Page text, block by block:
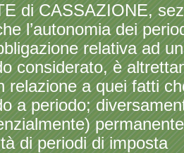
di CASSAZIONE,
l’autonomia dei
relativa ad
considerato, è
relazione a quei fatti
a periodo;
di periodi di imposta